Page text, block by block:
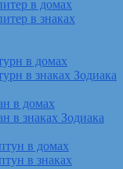
в домах
в знаках
в домах
в знаках Зодиака
в домах
в знаках Зодиака
в домах
в знаках